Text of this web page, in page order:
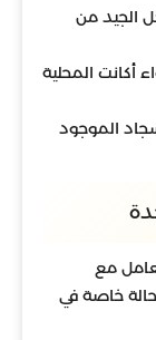
الجيد من
أكانت المحلية
الموجود
مع
خاصة في